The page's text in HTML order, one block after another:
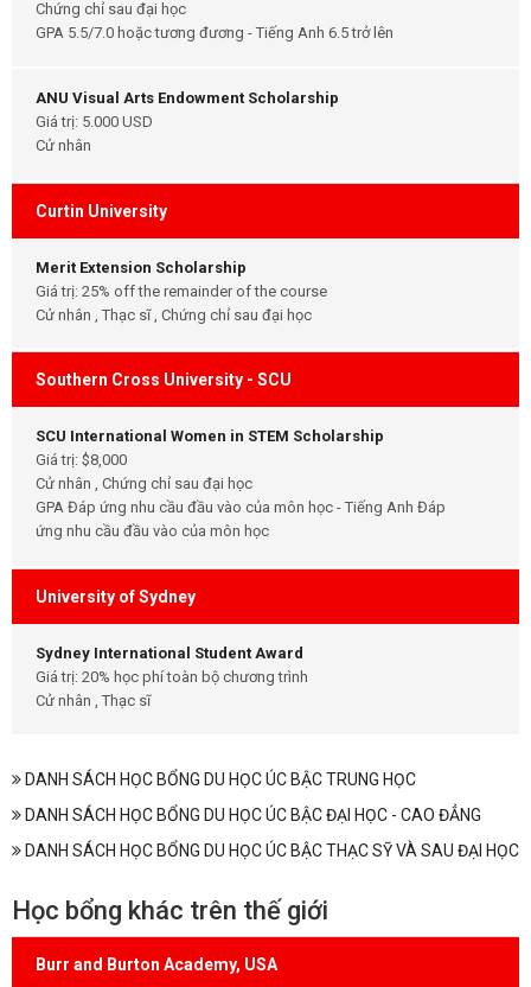
Chứng chỉ sau đại học
GPA 5.5/7.0 hoặc tương đương - Tiếng Anh 6.5 trở lên
ANU Visual Arts Endowment Scholarship
Giá trị: 5.000 USD
Cử nhân
Curtin University
Merit Extension Scholarship
Giá trị: 25% off the remainder of the course
Cử nhân , Thạc sĩ , Chứng chỉ sau đại học
Southern Cross University - SCU
SCU International Women in STEM Scholarship
Giá trị: $8,000
Cử nhân , Chứng chỉ sau đại học
GPA Đáp ứng nhu cầu đầu vào của môn học - Tiếng Anh Đáp
ứng nhu cầu đầu vào của môn học
University of Sydney
Sydney International Student Award
Giá trị: 20% học phí toàn bộ chương trình
Cử nhân , Thạc sĩ
DANH SÁCH HỌC BỔNG DU HỌC ÚC BẬC TRUNG HỌC
DANH SÁCH HỌC BỔNG DU HỌC ÚC BẬC ĐẠI HỌC - CAO ĐẲNG
DANH SÁCH HỌC BỔNG DU HỌC ÚC BẬC THẠC SỸ VÀ SAU ĐẠI HỌC
Học bổng khác trên thế giới
Burr and Burton Academy, USA